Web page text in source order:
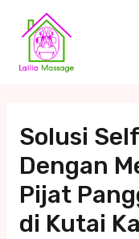
content
Solusi
Dengan
Pijat
di Kutai